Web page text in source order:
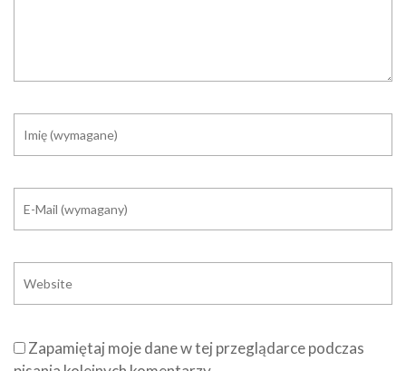
Zapamiętaj moje dane w tej przeglądarce podczas